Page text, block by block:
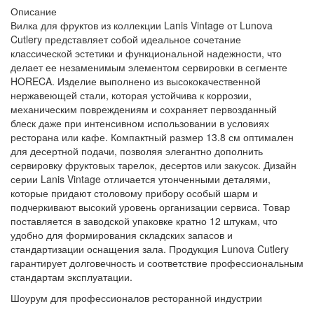
Описание
Вилка для фруктов из коллекции Lanis Vintage от Lunova
Cutlery представляет собой идеальное сочетание
классической эстетики и функциональной надежности, что
делает ее незаменимым элементом сервировки в сегменте
HORECA. Изделие выполнено из высококачественной
нержавеющей стали, которая устойчива к коррозии,
механическим повреждениям и сохраняет первозданный
блеск даже при интенсивном использовании в условиях
ресторана или кафе. Компактный размер 13.8 см оптимален
для десертной подачи, позволяя элегантно дополнить
сервировку фруктовых тарелок, десертов или закусок. Дизайн
серии Lanis Vintage отличается утонченными деталями,
которые придают столовому прибору особый шарм и
подчеркивают высокий уровень организации сервиса. Товар
поставляется в заводской упаковке кратно 12 штукам, что
удобно для формирования складских запасов и
стандартизации оснащения зала. Продукция Lunova Cutlery
гарантирует долговечность и соответствие профессиональным
стандартам эксплуатации.
Шоурум для профессионалов ресторанной индустрии